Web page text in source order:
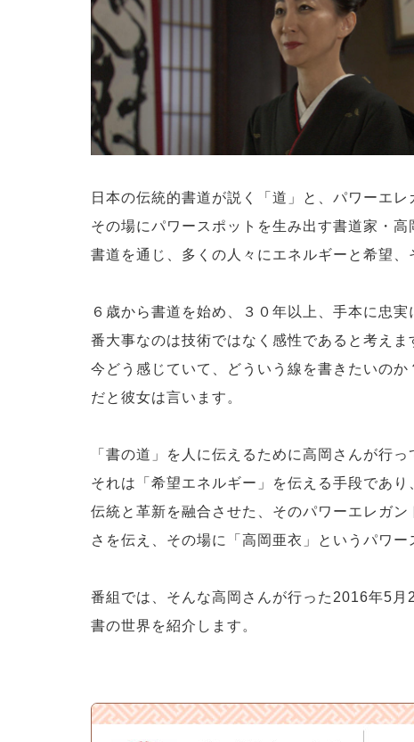
日本の伝統的書道が説く「道」と、パワーエ
その場にパワースポットを生み出す書道家・高
書道を通じ、多くの人々にエネルギーと希望、
６歳から書道を始め、３０年以上、手本に忠
番大事なのは技術ではなく感性であると考えま
今どう感じていて、どういう線を書きたいの
だと彼女は言います。
「書の道」を人に伝えるために高岡さんが行
それは「希望エネルギー」を伝える手段であ
伝統と革新を融合させた、そのパワーエレガ
さを伝え、その場に「高岡亜衣」というパワー
番組では、そんな高岡さんが行った2016年5
書の世界を紹介します。